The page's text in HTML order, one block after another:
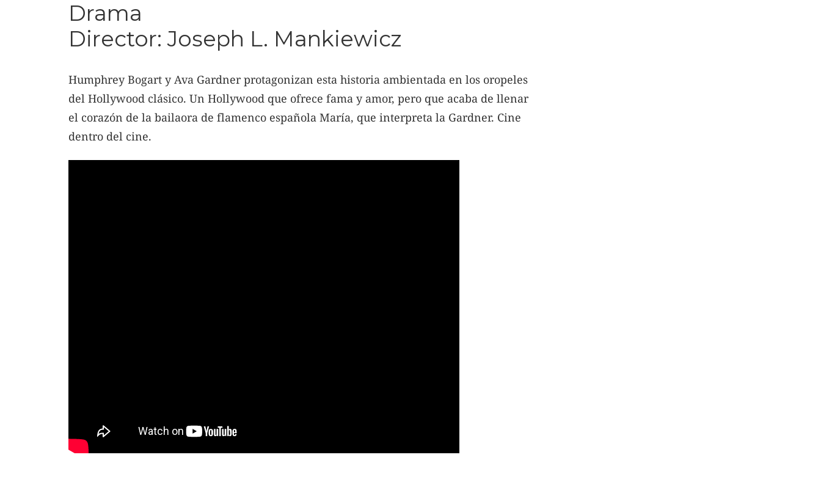
Drama
Director: Joseph L. Mankiewicz
Humphrey Bogart y Ava Gardner protagonizan esta historia ambientada en los oropeles
del Hollywood clásico. Un Hollywood que ofrece fama y amor, pero que acaba de llenar
el corazón de la bailaora de flamenco española María, que interpreta la Gardner. Cine
dentro del cine.